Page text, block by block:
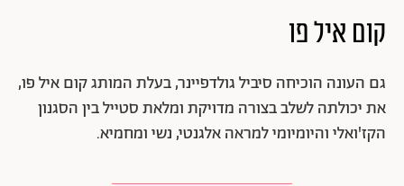
קום איל פו
גם העונה הוכיחה סיביל גולדפיינר, בעלת המותג קום איל פו,
את יכולתה לשלב בצורה מדויקת ומלאת סטייל בין הסגנון
הקז'ואלי והיומיומי למראה אלגנטי, נשי ומחמיא.